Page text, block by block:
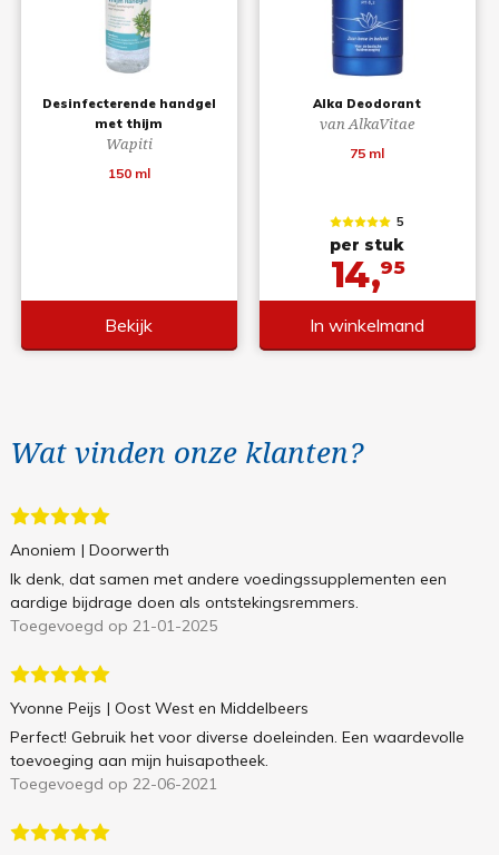
Desinfecterende handgel
met thijm
Wapiti
150 ml
Bekijk
Alka Deodorant
van AlkaVitae
75 ml
5
per stuk
14,95
In winkelmand
Wat vinden onze klanten?
Anoniem | Doorwerth
Ik denk, dat samen met andere voedingssupplementen een
aardige bijdrage doen als ontstekingsremmers.
Toegevoegd op 21-01-2025
Yvonne Peijs | Oost West en Middelbeers
Perfect! Gebruik het voor diverse doeleinden. Een waardevolle
toevoeging aan mijn huisapotheek.
Toegevoegd op 22-06-2021